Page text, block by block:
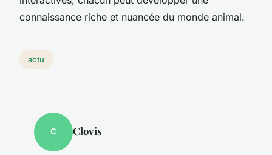
connaissance riche et nuancée du monde animal.
actu
C Clovis